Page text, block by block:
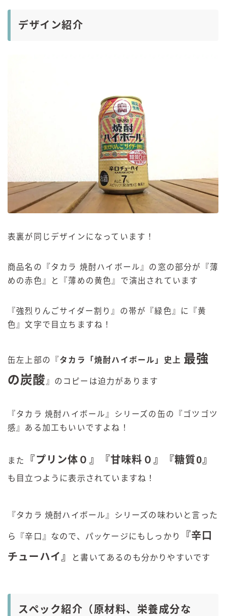
デザイン紹介
表裏が同じデザインになっています！
商品名の『タカラ 焼酎ハイボール』の窓の部分が『薄
めの赤色』と『薄めの黄色』で演出されています
『強烈りんごサイダー割り』の帯が『緑色』に『黄
色』文字で目立ちますね！
缶左上部の『タカラ「焼酎ハイボール」史上 最強
の炭酸 』のコピーは迫力があります
『タカラ 焼酎ハイボール』シリーズの缶の『ゴツゴツ
感』ある加工もいいですよね！
また 『プリン体０ 』『甘味料０ 』 『糖質0』
も目立つように表示されていますね！
『タカラ 焼酎ハイボール』シリーズの味わいと言った
ら『辛口』なので、パッケージにもしっかり 『辛口
チューハイ』 と書いてあるのも分かりやすいです
スペック紹介（原材料、栄養成分な